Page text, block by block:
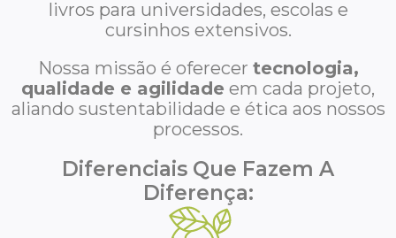
livros para universidades, escolas e
cursinhos extensivos.
Nossa missão é oferecer tecnologia,
qualidade e agilidade em cada projeto,
aliando sustentabilidade e ética aos nossos
processos.
Diferenciais Que Fazem A
Diferença: